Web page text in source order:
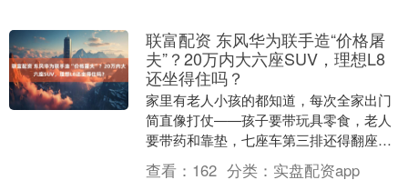
联富配资 东风华为联手造“价格屠
夫”？20万内大六座SUV，理想L8
还坐得住吗？
家里有老人小孩的都知道，每次全家出门
简直像打仗——孩子要带玩具零食，老人
要带药和靠垫，七座车第三排还得翻座
椅，又挤又麻烦。最近东风和华为乾崑这
对搭档憋了个大招，....
查看： 162 分类： 实盘配资app